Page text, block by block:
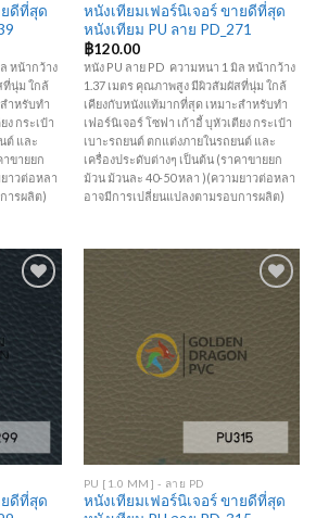
ยดีที่สุด
หน้ากว้าง
ที่นุ่ม ใกล้
ำหรับทำ
ง กระเป๋า
ต์ และ
าขายยก
าวต่อหลา
ารผลิต)
หนังเทียมเฟอร์นิเจอร์ ขายดีที่สุด
หนังเทียม PU ลาย PD_271
฿120.00
หนัง PU ลาย PD ความหนา 1 มิล หน้ากว้าง
1.37 เมตร คุณภาพสูง มีผิวสัมผัสที่นุ่ม ใกล้
เคียงกับหนังแท้มากที่สุด เหมาะสำหรับทำ
เฟอร์นิเจอร์ โซฟา เก้าอี้ บุหัวเตียง กระเป๋า
เบาะรถยนต์ ตกแต่งภายในรถยนต์ และ
เครื่องประดับต่างๆ เป็นต้น (ราคาขายยก
ม้วน ม้วนละ 40-50 หลา )(ความยาวต่อหลา
อาจมีการเปลี่ยนแปลงตามรอบการผลิต)
Add to
Wishlist
ยดีที่สุด
Wishlist
PU [1.0 MM] - ลาย PD
หนังเทียมเฟอร์นิเจอร์ ขายดีที่สุด